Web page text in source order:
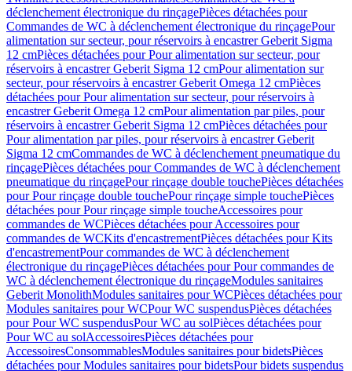
déclenchement électronique du rinçagePièces détachées pour
Commandes de WC à déclenchement électronique du rinçagePour
alimentation sur secteur, pour réservoirs à encastrer Geberit Sigma
12 cmPièces détachées pour Pour alimentation sur secteur, pour
réservoirs à encastrer Geberit Sigma 12 cmPour alimentation sur
secteur, pour réservoirs à encastrer Geberit Omega 12 cmPièces
détachées pour Pour alimentation sur secteur, pour réservoirs à
encastrer Geberit Omega 12 cmPour alimentation par piles, pour
réservoirs à encastrer Geberit Sigma 12 cmPièces détachées pour
Pour alimentation par piles, pour réservoirs à encastrer Geberit
Sigma 12 cmCommandes de WC à déclenchement pneumatique du
rinçagePièces détachées pour Commandes de WC à déclenchement
pneumatique du rinçagePour rinçage double touchePièces détachées
pour Pour rinçage double touchePour rinçage simple touchePièces
détachées pour Pour rinçage simple toucheAccessoires pour
commandes de WCPièces détachées pour Accessoires pour
commandes de WCKits d'encastrementPièces détachées pour Kits
d'encastrementPour commandes de WC à déclenchement
électronique du rinçagePièces détachées pour Pour commandes de
WC à déclenchement électronique du rinçageModules sanitaires
Geberit MonolithModules sanitaires pour WCPièces détachées pour
Modules sanitaires pour WCPour WC suspendusPièces détachées
pour Pour WC suspendusPour WC au solPièces détachées pour
Pour WC au solAccessoiresPièces détachées pour
AccessoiresConsommablesModules sanitaires pour bidetsPièces
détachées pour Modules sanitaires pour bidetsPour bidets suspendus